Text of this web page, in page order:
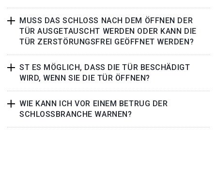
MUSS DAS SCHLOSS NACH DEM ÖFFNEN DER
TÜR AUSGETAUSCHT WERDEN ODER KANN DIE
TÜR ZERSTÖRUNGSFREI GEÖFFNET WERDEN?
ST ES MÖGLICH, DASS DIE TÜR BESCHÄDIGT
WIRD, WENN SIE DIE TÜR ÖFFNEN?
WIE KANN ICH VOR EINEM BETRUG DER
SCHLOSSBRANCHE WARNEN?